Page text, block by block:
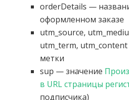
orderDetails —
оформленном заказе
utm_source,
utm_term,
метки
sup — значение
в URL страницы
подписчика)